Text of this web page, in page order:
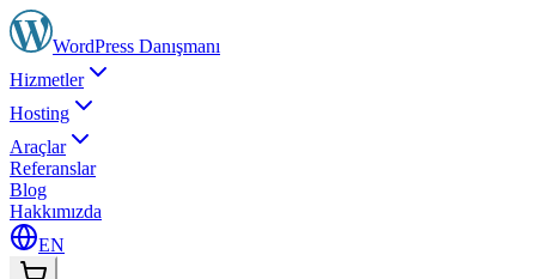
WordPress Danışmanı
Hizmetler
Hosting
Araçlar
Referanslar
Blog
Hakkımızda
EN